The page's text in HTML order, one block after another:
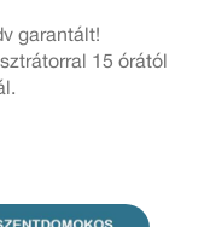
garantált!
15 órától